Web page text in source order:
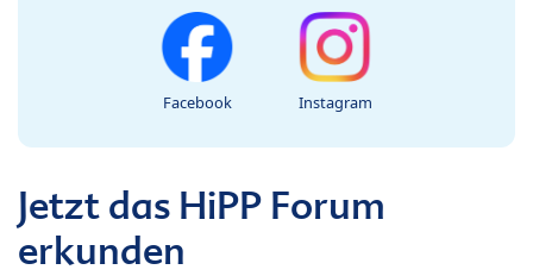
Facebook Instagram
Jetzt das HiPP Forum
erkunden